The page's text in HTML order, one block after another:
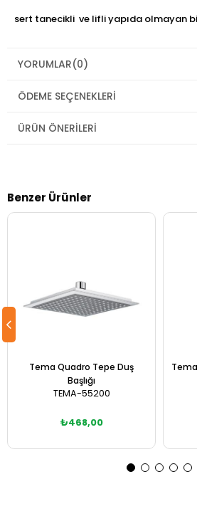
sert tanecikli ve lifli yapıda olmayan
YORUMLAR(0)
ÖDEME SEÇENEKLERI
ÜRÜN ÖNERILERI
Benzer Ürünler
Tema Quadro Tepe Duş
Başlığı
TEMA-55200
₺468,00